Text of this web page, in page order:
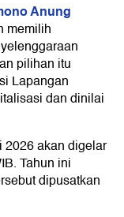
Anung
memilih
pilihan itu
Lapangan
dan dinilai
2026 akan digelar
Tahun ini
dipusatkan